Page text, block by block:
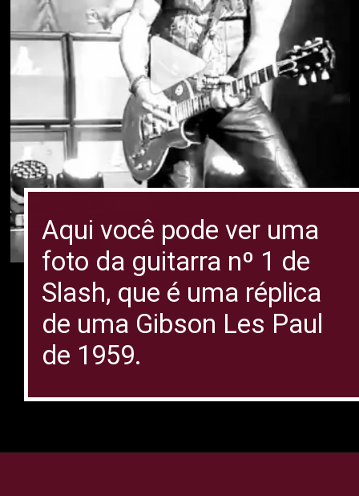
Aqui você pode ver uma
foto da guitarra nº 1 de
Slash, que é uma réplica
de uma Gibson Les Paul
de 1959.